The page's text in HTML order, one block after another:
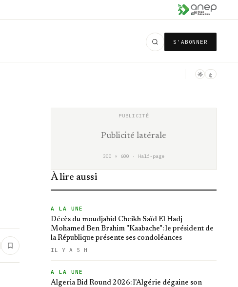
S'ABONNER
ع
Publicité latérale
300 × 600 · Half-page
À lire aussi
A LA UNE
Décès du moudjahid Cheikh Saïd El Hadj
Mohamed Ben Brahim "Kaabache": le président de
la République présente ses condoléances
IL Y A 5 H
A LA UNE
Algeria Bid Round 2026: l'Algérie dégaine son